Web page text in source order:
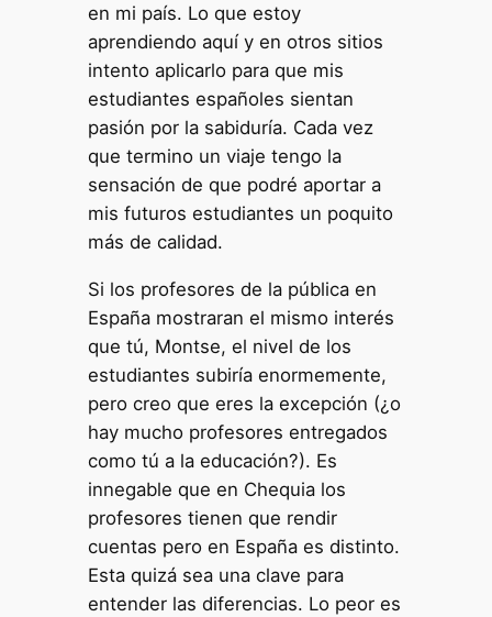
en mi país. Lo que estoy
aprendiendo aquí y en otros sitios
intento aplicarlo para que mis
estudiantes españoles sientan
pasión por la sabiduría. Cada vez
que termino un viaje tengo la
sensación de que podré aportar a
mis futuros estudiantes un poquito
más de calidad.
Si los profesores de la pública en
España mostraran el mismo interés
que tú, Montse, el nivel de los
estudiantes subiría enormemente,
pero creo que eres la excepción (¿o
hay mucho profesores entregados
como tú a la educación?). Es
innegable que en Chequia los
profesores tienen que rendir
cuentas pero en España es distinto.
Esta quizá sea una clave para
entender las diferencias. Lo peor es